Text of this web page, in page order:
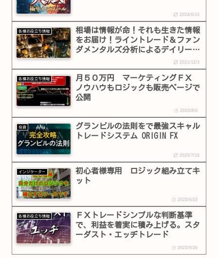
2024/6/13
各種お役立ち情報
相場は情報が命！それも生きた情報
をお届け！ライントレード＆ファン
ダメンタルズ分析によるデイリーレ
2021/12/3
各種お役立ち情報
月５０万円 マーケティングＦＸ
ノウハウもロジックも販売ページで
公開
2023/8/6
投資
グランビルの法則をで最強スキャル
トレードシステム ORIGIN FX
2025/7/18
インジケ－タ－
初心者様専用 ロジック組み立てキ
ット
2025/6/23
各種お役立ち情報
ＦＸトレードシンプルな判断基準
で、利益を着実に積み上げる。スタ
ーダスト・エッヂトレード
2023/9/26